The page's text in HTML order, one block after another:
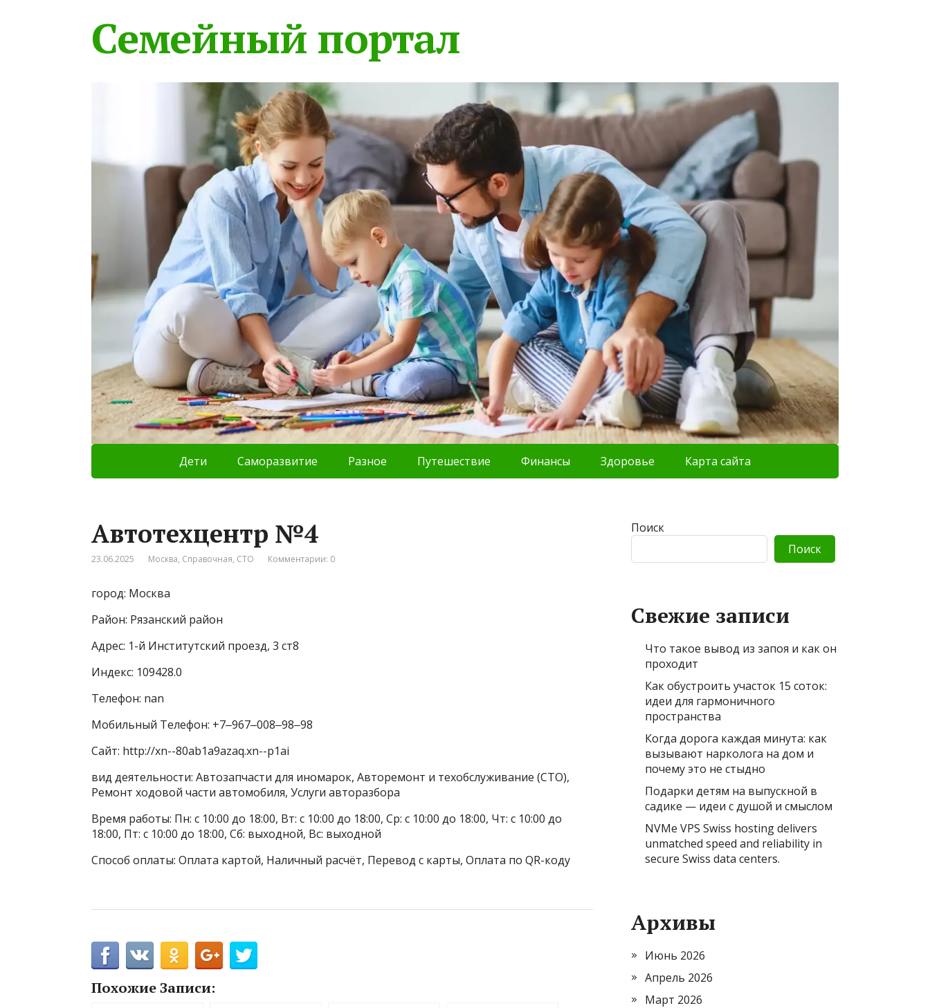
Семейный портал
Дети Саморазвитие Разное Путешествие Финансы Здоровье Карта сайта
Автотехцентр №4
23.06.2025 Москва, Справочная, СТО Комментарии: 0
город: Москва
Район: Рязанский район
Адрес: 1-й Институтский проезд, 3 ст8
Индекс: 109428.0
Телефон: nan
Мобильный Телефон: +7‒967‒008‒98‒98
Сайт: http://xn--80ab1a9azaq.xn--p1ai
вид деятельности: Автозапчасти для иномарок, Авторемонт и техобслуживание (СТО),
Ремонт ходовой части автомобиля, Услуги авторазбора
Время работы: Пн: с 10:00 до 18:00, Вт: с 10:00 до 18:00, Ср: с 10:00 до 18:00, Чт: с 10:00 до
18:00, Пт: с 10:00 до 18:00, Сб: выходной, Вс: выходной
Способ оплаты: Оплата картой, Наличный расчёт, Перевод с карты, Оплата по QR-коду
Похожие Записи:
Поиск
Поиск
Свежие записи
Что такое вывод из запоя и как он
проходит
Как обустроить участок 15 соток:
идеи для гармоничного
пространства
Когда дорога каждая минута: как
вызывают нарколога на дом и
почему это не стыдно
Подарки детям на выпускной в
садике — идеи с душой и смыслом
NVMe VPS Swiss hosting delivers
unmatched speed and reliability in
secure Swiss data centers.
Архивы
Июнь 2026
Апрель 2026
Март 2026